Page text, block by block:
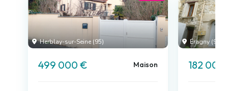
Herblay-sur-Seine (95)
499 000 € Maison
Éragny (95)
182